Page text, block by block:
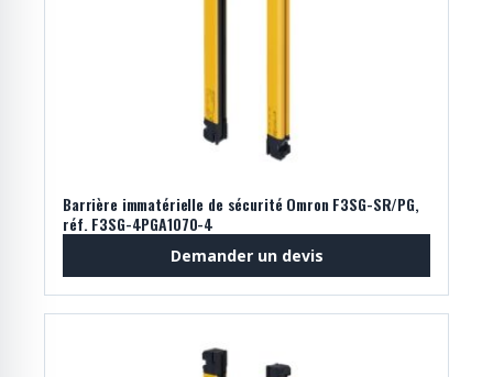
Barrière immatérielle de sécurité Omron F3SG-SR/PG,
réf. F3SG-4PGA1070-4
Demander un devis